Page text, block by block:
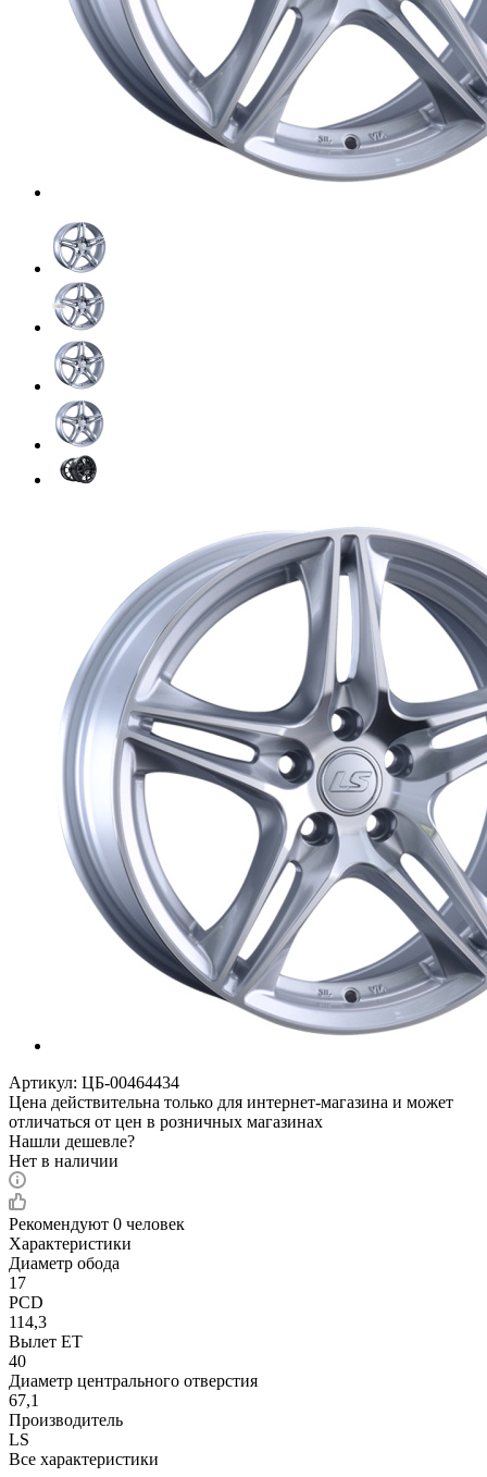
Артикул: ЦБ-00464434
Цена действительна только для интернет-магазина и может
отличаться от цен в розничных магазинах
Нашли дешевле?
Нет в наличии
Рекомендуют 0 человек
Характеристики
Диаметр обода
17
PCD
114,3
Вылет ET
40
Диаметр центрального отверстия
67,1
Производитель
LS
Все характеристики